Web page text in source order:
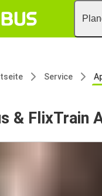
Service
& FlixTrain